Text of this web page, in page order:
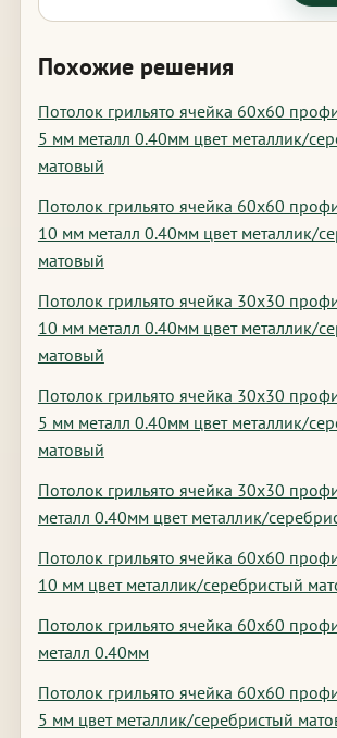
Похожие решения
Потолок грильято ячейка 60х60
5 мм металл 0.40мм цвет металлик/
матовый
Потолок грильято ячейка 60х60
10 мм металл 0.40мм цвет металлик/
матовый
Потолок грильято ячейка 30х30
10 мм металл 0.40мм цвет металлик/
матовый
Потолок грильято ячейка 30х30
5 мм металл 0.40мм цвет металлик/
матовый
Потолок грильято ячейка 30х30
металл 0.40мм цвет металлик/
Потолок грильято ячейка 60х60
10 мм цвет металлик/серебристый
Потолок грильято ячейка 60х60
металл 0.40мм
Потолок грильято ячейка 60х60
5 мм цвет металлик/серебристый